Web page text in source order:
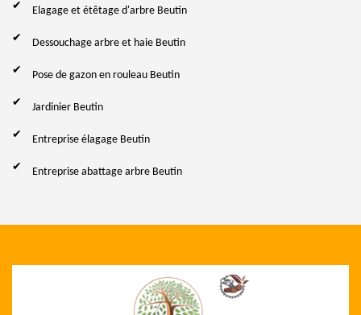
Elagage et étêtage d'arbre Beutin
Dessouchage arbre et haie Beutin
Pose de gazon en rouleau Beutin
Jardinier Beutin
Entreprise élagage Beutin
Entreprise abattage arbre Beutin